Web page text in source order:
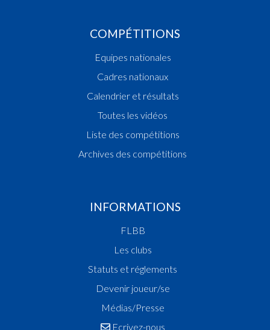
COMPÉTITIONS
Equipes nationales
Cadres nationaux
Calendrier et résultats
Toutes les vidéos
Liste des compétitions
Archives des compétitions
INFORMATIONS
FLBB
Les clubs
Statuts et réglements
Devenir joueur/se
Médias/Presse
Ecrivez-nous